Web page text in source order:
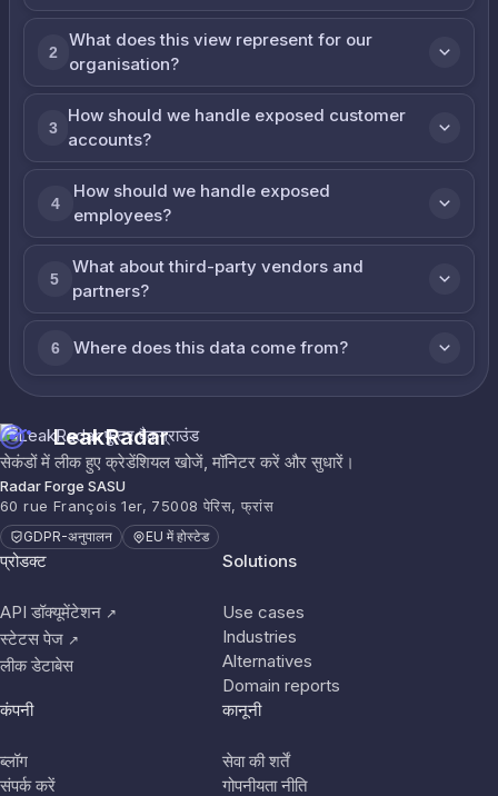
2
What does this view represent for our
organisation?
3
How should we handle exposed customer
accounts?
4
How should we handle exposed
employees?
5
What about third-party vendors and
partners?
6 Where does this data come from?
LeakRadar
सेकंडों में लीक हुए क्रेडेंशियल खोजें, मॉनिटर करें और सुधारें।
Radar Forge SASU
60 rue François 1er, 75008 पेरिस, फ्रांस
GDPR-अनुपालन EU में होस्टेड
प्रोडक्ट
API डॉक्यूमेंटेशन ↗
स्टेटस पेज ↗
लीक डेटाबेस
Solutions
Use cases
Industries
Alternatives
Domain reports
कंपनी
ब्लॉग
संपर्क करें
कानूनी
सेवा की शर्तें
गोपनीयता नीति